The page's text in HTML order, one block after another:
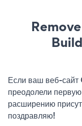
Если ваш веб-сайт
преодолели
расширению
поздравляю!